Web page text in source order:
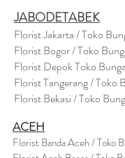
JABODETABEK
Florist Jakarta / Toko
Florist Bogor / Toko
Florist Depok Toko
Florist Tangerang / Toko
Florist Bekasi / Toko
ACEH
Florist Banda Aceh / Toko